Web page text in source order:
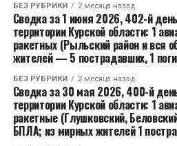
БЕЗ РУБРИКИ 2 месяца назад
Сводка за 1 июня 2026, 402-й
территории Курской области: 1
ракетных (Рыльский район и вся
жителей — 5 пострадавших, 1
БЕЗ РУБРИКИ 2 месяца назад
Сводка за 30 мая 2026, 400-й
территории Курской области: 1
ракетные (Глушковский,
БПЛА; из мирных жителей 1